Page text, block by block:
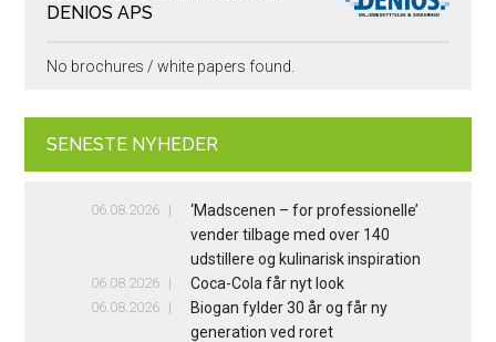
DENIOS APS
No brochures / white papers found.
SENESTE NYHEDER
06.08.2026
‘Madscenen – for professionelle’
vender tilbage med over 140
udstillere og kulinarisk inspiration
06.08.2026 Coca-Cola får nyt look
06.08.2026
Biogan fylder 30 år og får ny
generation ved roret